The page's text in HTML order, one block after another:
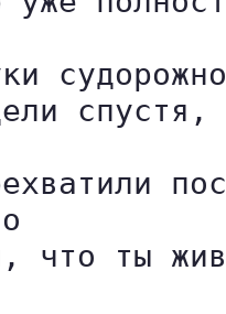
что ты